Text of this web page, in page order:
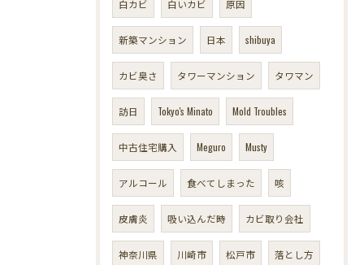
白カビ 白いカビ 原因
新築マンション 日本 shibuya
カビ臭さ タワーマンション タワマン
訪日 Tokyo's Minato Mold Troubles
中古住宅購入 Meguro Musty
アルコール 食べてしまった 咳
皮膚炎 吸い込んだ時 カビ取り会社
神奈川県 川崎市 松戸市 落とし方